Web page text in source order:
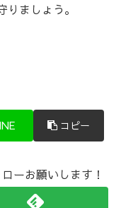
ましょう。
コピー
ーお願いします！